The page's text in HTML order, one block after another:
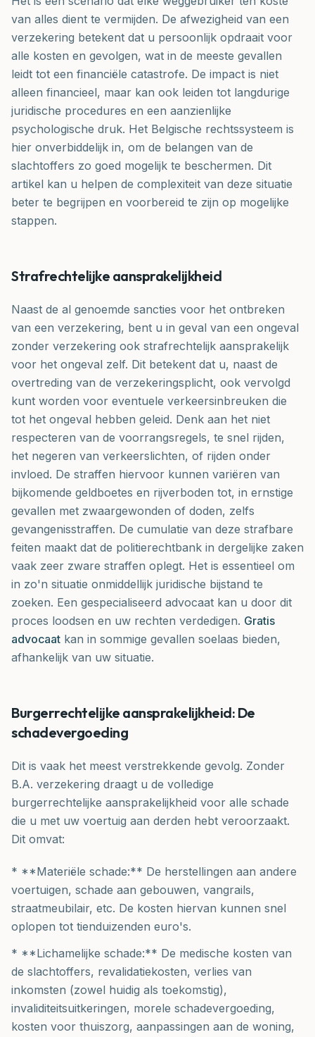
van alles dient te vermijden. De afwezigheid van een
verzekering betekent dat u persoonlijk opdraait voor
alle kosten en gevolgen, wat in de meeste gevallen
leidt tot een financiële catastrofe. De impact is niet
alleen financieel, maar kan ook leiden tot langdurige
juridische procedures en een aanzienlijke
psychologische druk. Het Belgische rechtssysteem is
hier onverbiddelijk in, om de belangen van de
slachtoffers zo goed mogelijk te beschermen. Dit
artikel kan u helpen de complexiteit van deze situatie
beter te begrijpen en voorbereid te zijn op mogelijke
stappen.
Strafrechtelijke aansprakelijkheid
Naast de al genoemde sancties voor het ontbreken
van een verzekering, bent u in geval van een ongeval
zonder verzekering ook strafrechtelijk aansprakelijk
voor het ongeval zelf. Dit betekent dat u, naast de
overtreding van de verzekeringsplicht, ook vervolgd
kunt worden voor eventuele verkeersinbreuken die
tot het ongeval hebben geleid. Denk aan het niet
respecteren van de voorrangsregels, te snel rijden,
het negeren van verkeerslichten, of rijden onder
invloed. De straffen hiervoor kunnen variëren van
bijkomende geldboetes en rijverboden tot, in ernstige
gevallen met zwaargewonden of doden, zelfs
gevangenisstraffen. De cumulatie van deze strafbare
feiten maakt dat de politierechtbank in dergelijke zaken
vaak zeer zware straffen oplegt. Het is essentieel om
in zo'n situatie onmiddellijk juridische bijstand te
zoeken. Een gespecialiseerd advocaat kan u door dit
proces loodsen en uw rechten verdedigen. Gratis
advocaat kan in sommige gevallen soelaas bieden,
afhankelijk van uw situatie.
Burgerrechtelijke aansprakelijkheid: De
schadevergoeding
Dit is vaak het meest verstrekkende gevolg. Zonder
B.A. verzekering draagt u de volledige
burgerrechtelijke aansprakelijkheid voor alle schade
die u met uw voertuig aan derden hebt veroorzaakt.
Dit omvat:
* **Materiële schade:** De herstellingen aan andere
voertuigen, schade aan gebouwen, vangrails,
straatmeubilair, etc. De kosten hiervan kunnen snel
oplopen tot tienduizenden euro's.
* **Lichamelijke schade:** De medische kosten van
de slachtoffers, revalidatiekosten, verlies van
inkomsten (zowel huidig als toekomstig),
invaliditeitsuitkeringen, morele schadevergoeding,
kosten voor thuiszorg, aanpassingen aan de woning,